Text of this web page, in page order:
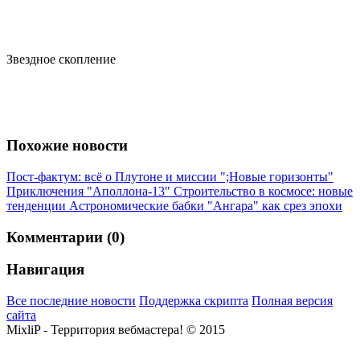
Звездное скопление
Похожие новости
Пост-фактум: всё о Плутоне и миссии ";Новые горизонты"
Приключения "Аполлона-13" Строительство в космосе: новые
тенденции Астрономические бабки "Ангара" как срез эпохи
Комментарии (0)
Навигация
Все последние новости Поддержка скрипта Полная версия
сайта
MixliP - Территория вебмастера! © 2015